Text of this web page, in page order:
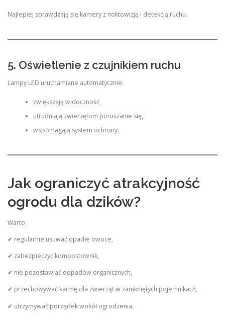
Najlepiej sprawdzają się kamery z noktowizją i detekcją ruchu.
5. Oświetlenie z czujnikiem ruchu
Lampy LED uruchamiane automatycznie:
zwiększają widoczność,
utrudniają zwierzętom poruszanie się,
wspomagają system ochrony.
Jak ograniczyć atrakcyjność
ogrodu dla dzików?
Warto:
✔ regularnie usuwać opadłe owoce,
✔ zabezpieczyć kompostownik,
✔ nie pozostawiać odpadów organicznych,
✔ przechowywać karmę dla zwierząt w zamkniętych pojemnikach,
✔ utrzymywać porządek wokół ogrodzenia.